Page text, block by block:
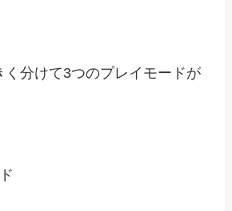
く分けて3つのプレイモードが